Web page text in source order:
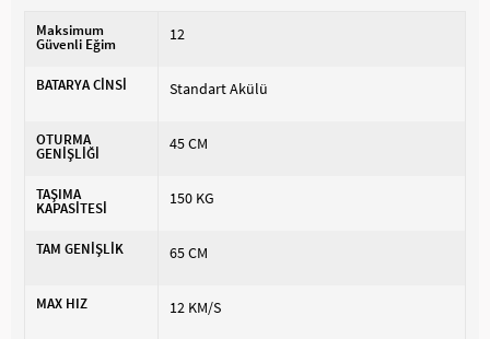
Maksimum
Güvenli Eğim
12
BATARYA CİNSİ Standart Akülü
OTURMA
GENİŞLİĞİ
45 CM
TAŞIMA
KAPASİTESİ
150 KG
TAM GENİŞLİK 65 CM
MAX HIZ 12 KM/S